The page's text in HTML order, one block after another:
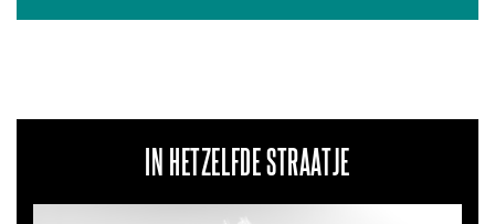
IN HETZELFDE STRAATJE